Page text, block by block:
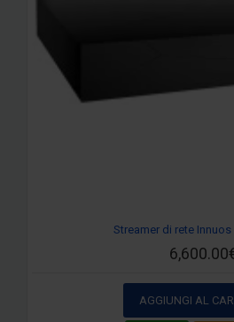
Streamer di rete Innuos
AGGIUNGI AL